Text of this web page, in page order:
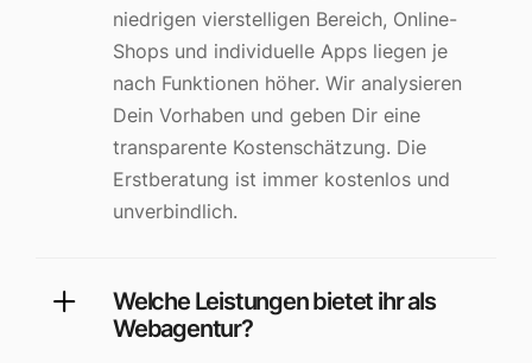
niedrigen vierstelligen Bereich, Online-
Shops und individuelle Apps liegen je
nach Funktionen höher. Wir analysieren
Dein Vorhaben und geben Dir eine
transparente Kostenschätzung. Die
Erstberatung ist immer kostenlos und
unverbindlich.
Welche Leistungen bietet ihr als
Webagentur?